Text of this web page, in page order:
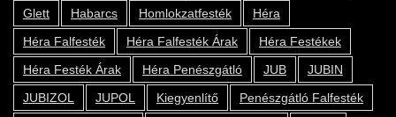
Glett
Habarcs Homlokzatfesték
Héra
Héra Falfesték
Héra Falfesték Árak
Héra Festékek
Héra Festék Árak
Héra Penészgátló JUB
JUBIN
JUBIZOL
JUPOL Kiegyenlítő
Penészgátló Falfesték